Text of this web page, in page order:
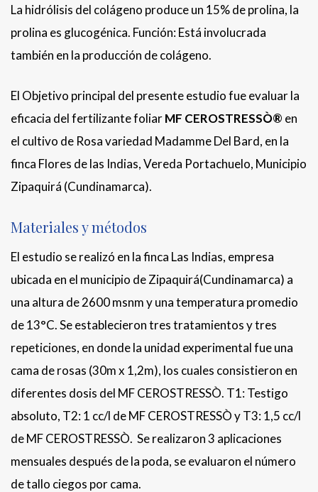
La hidrólisis del colágeno produce un 15% de prolina, la
prolina es glucogénica. Función: Está involucrada
también en la producción de colágeno.
El Objetivo principal del presente estudio fue evaluar la
eficacia del fertilizante foliarMF CEROSTRESSÒ® en
el cultivo de Rosa variedad Madamme Del Bard, en la
finca Flores de las Indias, Vereda Portachuelo, Municipio
Zipaquirá (Cundinamarca).
Materiales y métodos
El estudio se realizó en la finca Las Indias, empresa
ubicada en el municipio de Zipaquirá(Cundinamarca) a
una altura de 2600 msnm y una temperatura promedio
de 13°C. Se establecieron tres tratamientos y tres
repeticiones, en donde la unidad experimental fue una
cama de rosas (30m x 1,2m), los cuales consistieron en
diferentes dosis del MF CEROSTRESSÒ. T1: Testigo
absoluto, T2: 1 cc/l de MF CEROSTRESSÒ y T3: 1,5 cc/l
de MF CEROSTRESSÒ. Se realizaron 3 aplicaciones
mensuales después de la poda, se evaluaron el número
de tallo ciegos por cama.